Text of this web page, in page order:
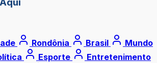
Rondônia Brasil
Mundo
Esporte
Entretenimento